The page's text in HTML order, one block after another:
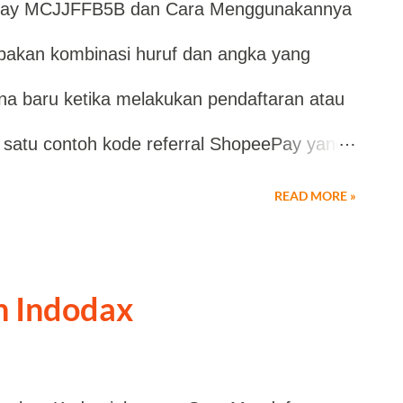
berbeda pada setiap pengguna. Cara
PayLater Apabila akun Anda
langkahnya cukup mudah. Buka
aktivasi Shopee PayLater. Masukkan kode
MCJJFFB5B dan Cara Menggunakannya
kombinasi huruf dan angka yang
baru ketika melakukan pendaftaran atau
contoh kode referral ShopeePay yang
. Kode tersebut berfungsi sebagai
memperoleh promo, voucher,
sesuai syarat dan ketentuan yang
READ MORE »
Indodax